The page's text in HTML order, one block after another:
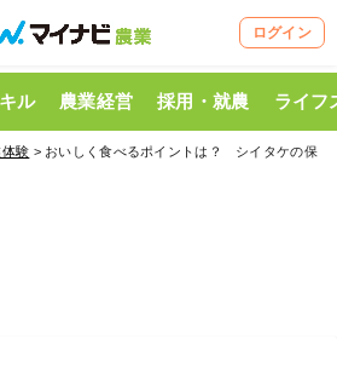
ログイン
ル 農業経営 採用・就農 ライフ
験 > おいしく食べるポイントは？ シイタケの保